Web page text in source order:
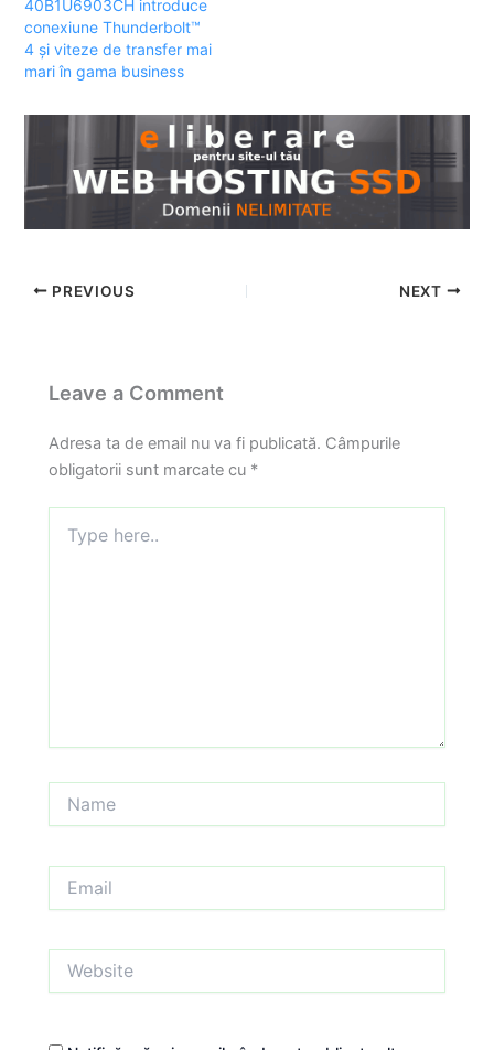
40B1U6903CH introduce
conexiune Thunderbolt™
4 și viteze de transfer mai
mari în gama business
PREVIOUS NEXT
Leave a Comment
Adresa ta de email nu va fi publicată. Câmpurile
obligatorii sunt marcate cu *
here..